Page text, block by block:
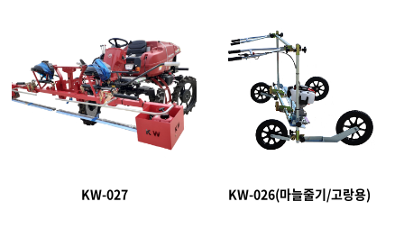
KW-027 KW-026(마늘줄기/고랑용)